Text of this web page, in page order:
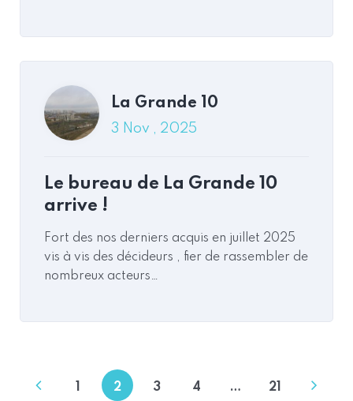
La Grande 10
3 Nov , 2025
Le bureau de La Grande 10
arrive !
Fort des nos derniers acquis en juillet 2025
vis à vis des décideurs , fier de rassembler de
nombreux acteurs…
2 3 4 … 21